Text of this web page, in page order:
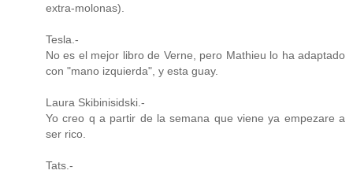
extra-molonas).
Tesla.-
No es el mejor libro de Verne, pero Mathieu lo ha adaptado
con "mano izquierda", y esta guay.
Laura Skibinisidski.-
Yo creo q a partir de la semana que viene ya empezare a
ser rico.
Tats.-